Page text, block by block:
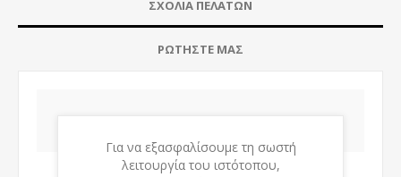
ΣΧΌΛΙΑ ΠΕΛΑΤΏΝ
ΡΩΤΉΣΤΕ ΜΑΣ
Για να εξασφαλίσουμε τη σωστή
λειτουργία του ιστότοπου,